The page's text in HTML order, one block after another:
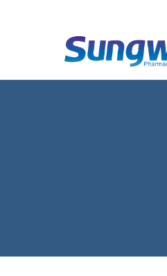
2nd category